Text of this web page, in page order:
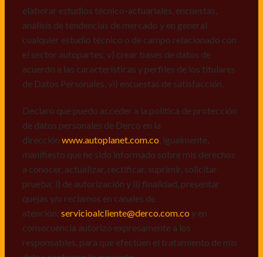
direcciónwww.autoplanet.com.co, igualmente,
manifiesto que he sido informado sobre mis derechos
a conocer, actualizar, rectificar, suprimir, solicitar
prueba: i) de autorización y ii) finalidad, presentar
quejas y/o reclamos en canales de
atención: servicioalcliente@derco.com.coy en
responsables, para que efectúen el tratamiento de mis
datos conforme lo expuesto.
elaborar estudios técnico-actuariales, encuestas,
análisis de tendencias de mercado y en general
cualquier estudio técnico o de campo relacionado con
el sector autopartes; v) crear bases de datos de
acuerdo a las características y perfiles de los titulares
de Datos Personales, vi) encuestas de satisfacción.
Declaro que puedo acceder a la política de protección
de datos personales de Derco en la
dirección www.autoplanet.com.co , igualmente,
manifiesto que he sido informado sobre mis derechos
a conocer, actualizar, rectificar, suprimir, solicitar
prueba: i) de autorización y ii) finalidad, presentar
quejas y/o reclamos en canales de
atención: servicioalcliente@derco.com.co y en
consecuencia autorizo expresamente a los
responsables, para que efectúen el tratamiento de mis